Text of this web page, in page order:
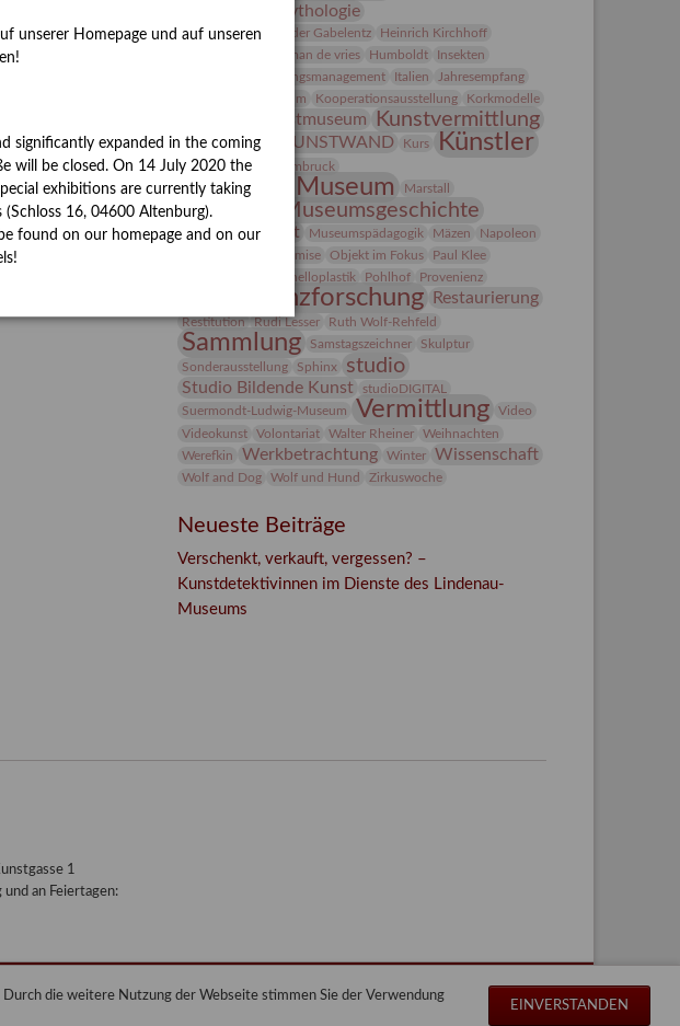
die weitere Nutzung der Webseite stimmen Sie der Verwendung
EINVERSTANDEN
griechische Mythologie
Hanns-Conon von der Gabelentz Heinrich Kirchhoff
herman de vries Humboldt
Insekten
Integriertes Schädlingsmanagement
Italien
Jahresempfang
Kolosseum Kooperationsausstellung Korkmodelle
Kunstmuseum Kunstvermittlung
Kunst von Kühl KUNSTWAND Kurs Künstler
Künstlerin Lehmbruck
Lindenau-Museum
Marstall
Messeakademie
Museumsgeschichte
Museumsnacht Museumspädagogik Mäzen Napoleon
Neue Remise Objekt im Fokus
Paul Klee
Phelloplastik Pohlhof Provenienz
Provenienzforschung Restaurierung
Restitution Rudi Lesser Ruth Wolf-Rehfeld
Sammlung Samstagszeichner
Skulptur
Sonderausstellung
Sphinx studio
Studio Bildende Kunst
studioDIGITAL
Suermondt-Ludwig-Museum
Vermittlung
Video
Videokunst
Volontariat Walter Rheiner
Weihnachten
Werefkin
Werkbetrachtung Winter Wissenschaft
Wolf and Dog Wolf und Hund Zirkuswoche
Neueste Beiträge
Verschenkt, verkauft, vergessen? –
Kunstdetektivinnen im Dienste des Lindenau-
Museums
1
und an Feiertagen:
Navigation
Impressum Datenschutz Sitemap
unserer Homepage und auf unseren
significantly expanded in the coming
will be closed. On 14 July 2020 the
exhibitions are currently taking
(Schloss 16, 04600 Altenburg).
found on our homepage and on our